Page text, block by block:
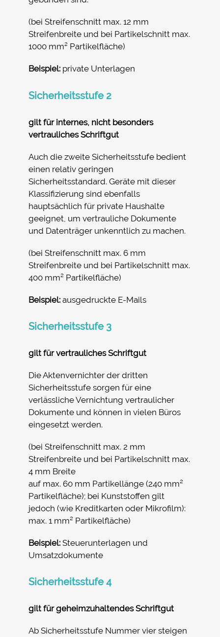
(bei Streifenschnitt max. 12 mm
Streifenbreite und bei Partikelschnitt max.
1000 mm² Partikelfläche)
Beispiel: private Unterlagen
Sicherheitsstufe 2
gilt für internes, nicht besonders
vertrauliches Schriftgut
Auch die zweite Sicherheitsstufe bedient
einen relativ geringen
Sicherheitsstandard. Geräte mit dieser
Klassifizierung sind ebenfalls
hauptsächlich für private Haushalte
geeignet, um vertrauliche Dokumente
und Datenträger unkenntlich zu machen.
(bei Streifenschnitt max. 6 mm
Streifenbreite und bei Partikelschnitt max.
400 mm² Partikelfläche)
Beispiel: ausgedruckte E-Mails
Sicherheitsstufe 3
gilt für vertrauliches Schriftgut
Die Aktenvernichter der dritten
Sicherheitsstufe sorgen für eine
verlässliche Vernichtung vertraulicher
Dokumente und können in vielen Büros
eingesetzt werden.
(bei Streifenschnitt max. 2 mm
Streifenbreite und bei Partikelschnitt max.
4 mm Breite
auf max. 60 mm Partikellänge (240 mm²
Partikelfläche); bei Kunststoffen gilt
jedoch (wie Kreditkarten oder Mikrofilm):
max. 1 mm² Partikelfläche)
Beispiel: Steuerunterlagen und
Umsatzdokumente
Sicherheitsstufe 4
gilt für geheimzuhaltendes Schriftgut
Ab Sicherheitsstufe Nummer vier steigen